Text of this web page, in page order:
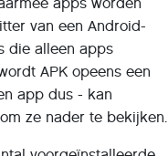
van een Android-
die alleen apps
APK opeens een
app dus - kan
ze nader te bekijken.